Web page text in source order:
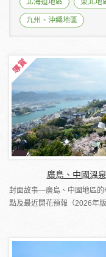
北海道地區 東北地
九州、沖繩地區
廣島、中國溫
封面故事―廣島、中國地區的
點及最近開花預報（2026年版